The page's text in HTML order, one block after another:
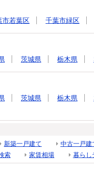
市若葉区 千葉市緑区
茨城県 栃木県
茨城県 栃木県
新築一戸建て 中古一戸建
索 家賃相場 暮らし